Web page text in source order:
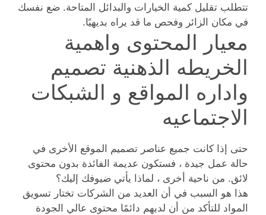
تتطلب تقليل كمية الخيارات والبدائل المتاحة. ضع نفسك
في مكان الزائر وفحص ما قد يراه بديهيًا.
معيار المحتوى واهمية
الخريطه الذهنية تصميم
واداره المواقع و الشبكات
الاجتماعيه
حتى إذا كانت جميع عناصر تصميم الموقع الأخرى في
حالة عمل جيدة ، فستكون عديمة الفائدة بدون محتوى
لائق. من ناحية أخرى ، لماذا يأتي ضيوفك إليك؟
هذا هو السبب في أن العديد من الشركات تختار تسويق
المواد للتأكد من أن لديهم دائمًا محتوى عالي الجودة